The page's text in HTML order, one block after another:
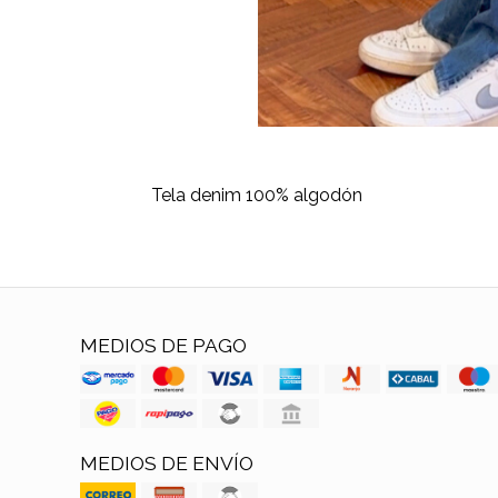
Tela denim 100% algodón
MEDIOS DE PAGO
MEDIOS DE ENVÍO